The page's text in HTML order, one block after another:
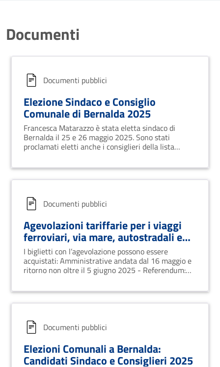
Documenti
Documenti pubblici
Elezione Sindaco e Consiglio
Comunale di Bernalda 2025
Francesca Matarazzo è stata eletta sindaco di
Bernalda il 25 e 26 maggio 2025. Sono stati
proclamati eletti anche i consiglieri della lista
"Bernalda-Metaponto".
Documenti pubblici
Agevolazioni tariffarie per i viaggi
ferroviari, via mare, autostradali e
aerei - Elezioni amministrative
domenica 25 e lunedì 26 maggio
2025 e Referendum abrogativi
I biglietti con l’agevolazione possono essere
acquistati: Amministrative andata dal 16 maggio e
ritorno non oltre il 5 giugno 2025 - Referendum:
giugno
Documenti pubblici
Elezioni Comunali a Bernalda:
Candidati Sindaco e Consiglieri 2025